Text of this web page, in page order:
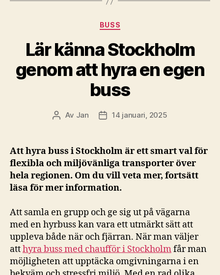
Kategorier
BUSS
Lär känna Stockholm
genom att hyra en egen
buss
Inläggsförfattare
Av Jan Inläggsdatum
14 januari, 2025
Att hyra buss i Stockholm är ett smart val för
flexibla och miljövänliga transporter över
hela regionen. Om du vill veta mer, fortsätt
läsa för mer information.
Att samla en grupp och ge sig ut på vägarna
med en hyrbuss kan vara ett utmärkt sätt att
uppleva både när och fjärran. När man väljer
atthyra buss med chaufför i Stockholmfår man
möjligheten att upptäcka omgivningarna i en